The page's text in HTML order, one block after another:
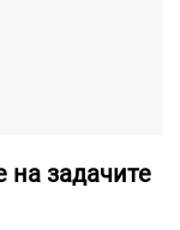
на задачите